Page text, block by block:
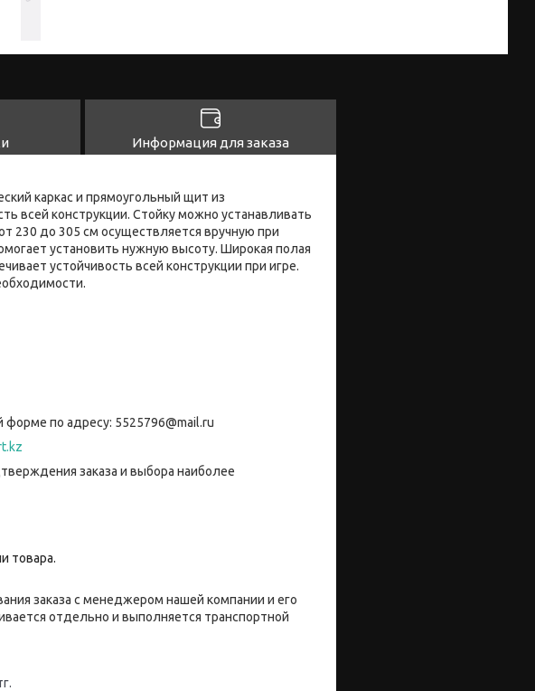
Информация для заказа
каркас и прямоугольный щит из
всей конструкции. Стойку можно устанавливать
230 до 305 см осуществляется вручную при
установить нужную высоту. Широкая полая
устойчивость всей конструкции при игре.
по адресу: 5525796@mail.ru
заказа и выбора наиболее
товара.
заказа с менеджером нашей компании и его
отдельно и выполняется транспортной